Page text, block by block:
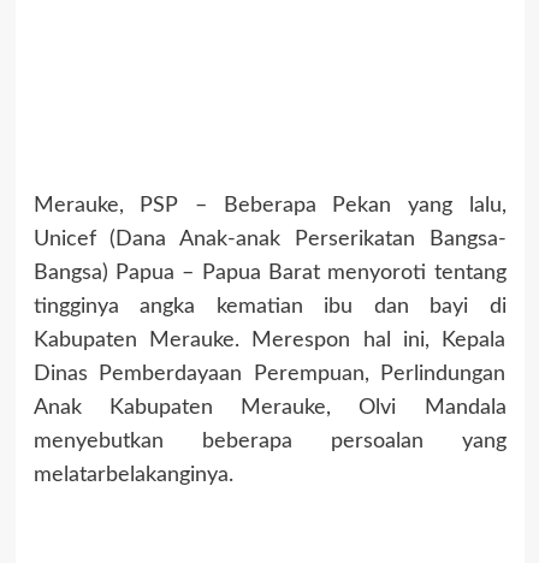
Merauke, PSP – Beberapa Pekan yang lalu,
Unicef (Dana Anak-anak Perserikatan Bangsa-
Bangsa) Papua – Papua Barat menyoroti tentang
tingginya angka kematian ibu dan bayi di
Kabupaten Merauke. Merespon hal ini, Kepala
Dinas Pemberdayaan Perempuan, Perlindungan
Anak Kabupaten Merauke, Olvi Mandala
menyebutkan beberapa persoalan yang
melatarbelakanginya.